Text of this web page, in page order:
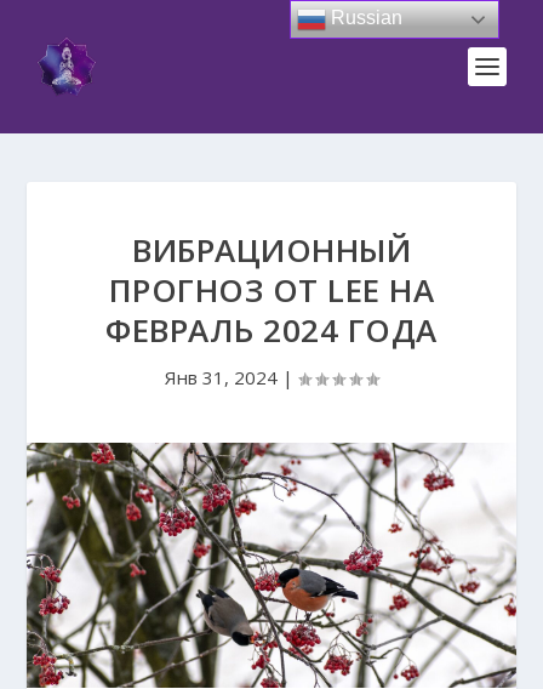
ВИБРАЦИОННЫЙ
ПРОГНОЗ ОТ LEE НА
ФЕВРАЛЬ 2024 ГОДА
Янв 31, 2024 |
Russian